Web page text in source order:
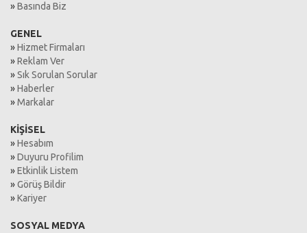
»Basında Biz
GENEL
»Hizmet Firmaları
»Reklam Ver
»Sık Sorulan Sorular
»Haberler
»Markalar
KİŞİSEL
»Hesabım
»Duyuru Profilim
»Etkinlik Listem
»Görüş Bildir
»Kariyer
SOSYAL MEDYA